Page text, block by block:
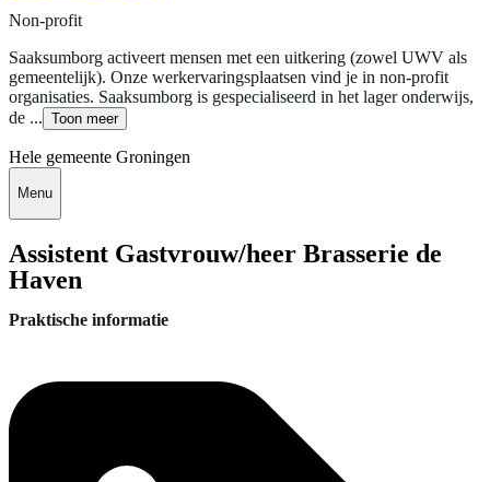
Non-profit
Saaksumborg activeert mensen met een uitkering (zowel UWV als
gemeentelijk). Onze werkervaringsplaatsen vind je in non-profit
organisaties. Saaksumborg is gespecialiseerd in het lager onderwijs,
de ... Toon meer
Hele gemeente Groningen
Menu
Assistent Gastvrouw/heer Brasserie de
Haven
Praktische informatie